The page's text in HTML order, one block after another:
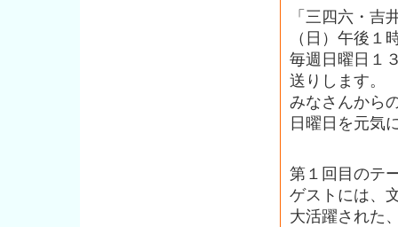
「三四六・
（日）午後１
毎週日曜日１
送りします。
みなさんから
日曜日を元気
第１回目のテ
ゲストには、
大活躍された